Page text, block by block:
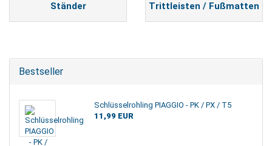
Ständer Trittleisten / Fußmatten
Bestseller
Schlüsselrohling PIAGGIO - PK / PX / T5
11,99 EUR